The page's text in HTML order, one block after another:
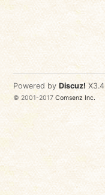
Powered by Discuz! X3.4
© 2001-2017Comsenz Inc.